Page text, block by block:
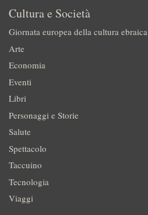
Cultura e Società
Giornata europea della cultura ebraica
Arte
Economia
Eventi
Libri
Personaggi e Storie
Salute
Spettacolo
Taccuino
Tecnologia
Viaggi